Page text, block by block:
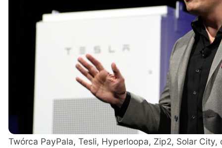
Twórca PayPala, Tesli, Hyperloopa, Zip2, Solar City,